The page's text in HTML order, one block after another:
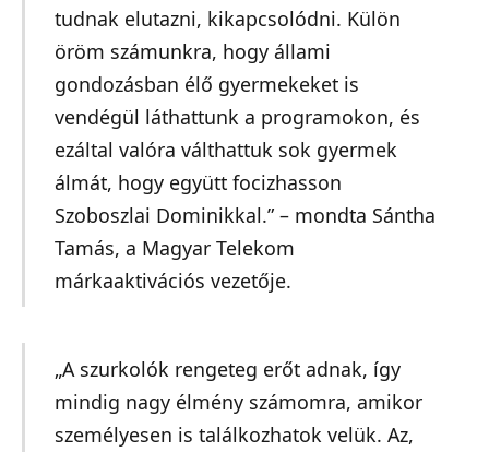
tudnak elutazni, kikapcsolódni. Külön
öröm számunkra, hogy állami
gondozásban élő gyermekeket is
vendégül láthattunk a programokon, és
ezáltal valóra válthattuk sok gyermek
álmát, hogy együtt focizhasson
Szoboszlai Dominikkal.” – mondta Sántha
Tamás, a Magyar Telekom
márkaaktivációs vezetője.
„A szurkolók rengeteg erőt adnak, így
mindig nagy élmény számomra, amikor
személyesen is találkozhatok velük. Az,